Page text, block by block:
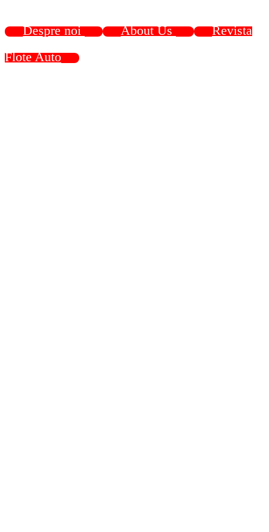
Despre noi About Us
Revista
Flote Auto